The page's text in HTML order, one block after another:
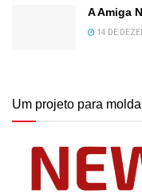
A Amiga
14 DE
Um projeto para